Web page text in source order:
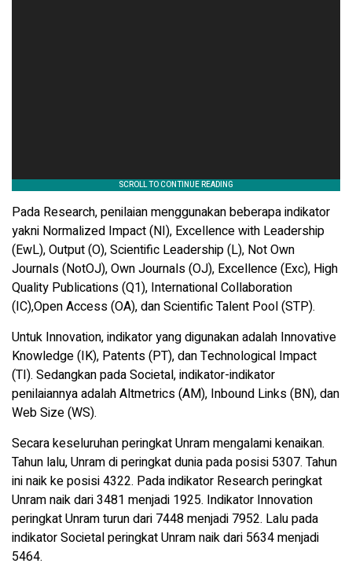
Pada Research, penilaian menggunakan beberapa indikator
yakni Normalized Impact (NI), Excellence with Leadership
(EwL), Output (O), Scientific Leadership (L), Not Own
Journals (NotOJ), Own Journals (OJ), Excellence (Exc), High
Quality Publications (Q1), International Collaboration
(IC),Open Access (OA), dan Scientific Talent Pool (STP).
Untuk Innovation, indikator yang digunakan adalah Innovative
Knowledge (IK), Patents (PT), dan Technological Impact
(TI). Sedangkan pada Societal, indikator-indikator
penilaiannya adalah Altmetrics (AM), Inbound Links (BN), dan
Web Size (WS).
Secara keseluruhan peringkat Unram mengalami kenaikan.
Tahun lalu, Unram di peringkat dunia pada posisi 5307. Tahun
ini naik ke posisi 4322. Pada indikator Research peringkat
Unram naik dari 3481 menjadi 1925. Indikator Innovation
peringkat Unram turun dari 7448 menjadi 7952. Lalu pada
indikator Societal peringkat Unram naik dari 5634 menjadi
5464.